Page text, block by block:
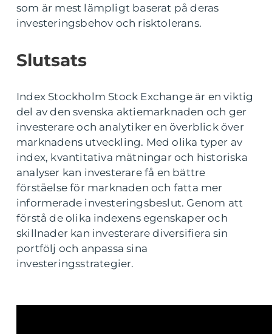
som är mest lämpligt baserat på deras
investeringsbehov och risktolerans.
Slutsats
Index Stockholm Stock Exchange är en viktig
del av den svenska aktiemarknaden och ger
investerare och analytiker en överblick över
marknadens utveckling. Med olika typer av
index, kvantitativa mätningar och historiska
analyser kan investerare få en bättre
förståelse för marknaden och fatta mer
informerade investeringsbeslut. Genom att
förstå de olika indexens egenskaper och
skillnader kan investerare diversifiera sin
portfölj och anpassa sina
investeringsstrategier.